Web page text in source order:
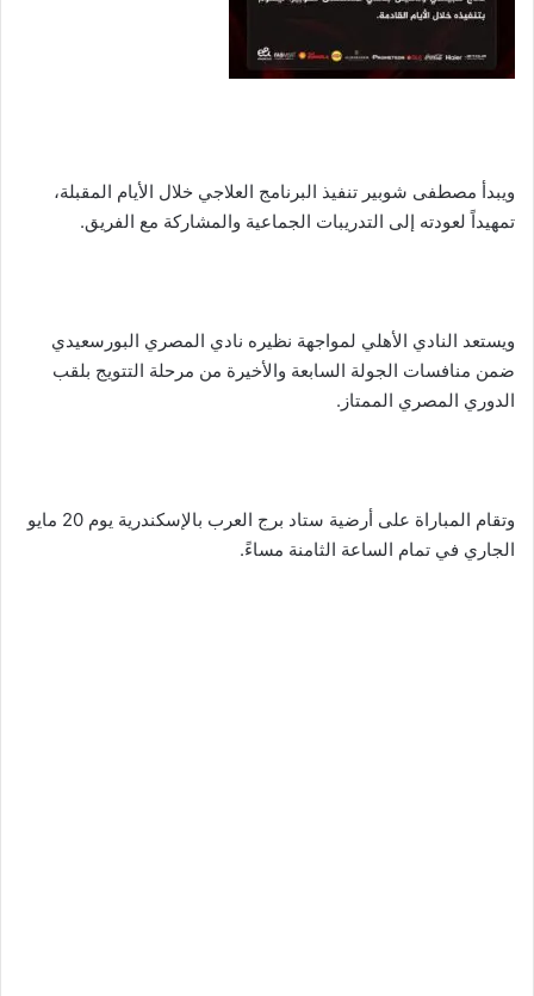
ويبدأ مصطفى شوبير تنفيذ البرنامج العلاجي خلال الأيام المقبلة،
تمهيداً لعودته إلى التدريبات الجماعية والمشاركة مع الفريق.
ويستعد النادي الأهلي لمواجهة نظيره نادي المصري البورسعيدي
ضمن منافسات الجولة السابعة والأخيرة من مرحلة التتويج بلقب
الدوري المصري الممتاز.
وتقام المباراة على أرضية ستاد برج العرب بالإسكندرية يوم 20 مايو
الجاري في تمام الساعة الثامنة مساءً.